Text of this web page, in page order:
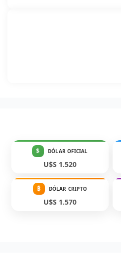
$ DÓLAR OFICIAL
U$S 1.520
₿ DÓLAR CRIPTO
U$S 1.570